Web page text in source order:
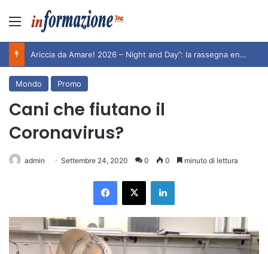
Menu
Ariccia da Amare! 2026 – Night and Day”: la rassegna entra nel vivo. Registrato il sold out negli appuntamenti di luglio, ora al via la programmazione fino a novembre
Mondo Promo
Cani che fiutano il
Coronavirus?
admin Settembre 24, 2020 0 0 minuto di lettura
Facebook
X LinkedIn